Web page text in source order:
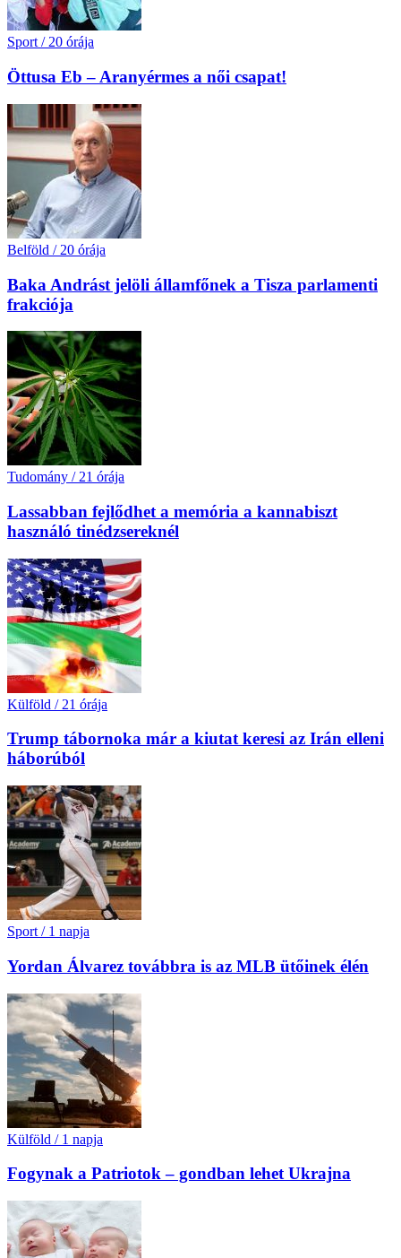
Sport / 20 órája
Öttusa Eb – Aranyérmes a női csapat!
Belföld / 20 órája
Baka Andrást jelöli államfőnek a Tisza parlamenti
frakciója
Tudomány / 21 órája
Lassabban fejlődhet a memória a kannabiszt
használó tinédzsereknél
Külföld / 21 órája
Trump tábornoka már a kiutat keresi az Irán elleni
háborúból
Sport / 1 napja
Yordan Álvarez továbbra is az MLB ütőinek élén
Külföld / 1 napja
Fogynak a Patriotok – gondban lehet Ukrajna